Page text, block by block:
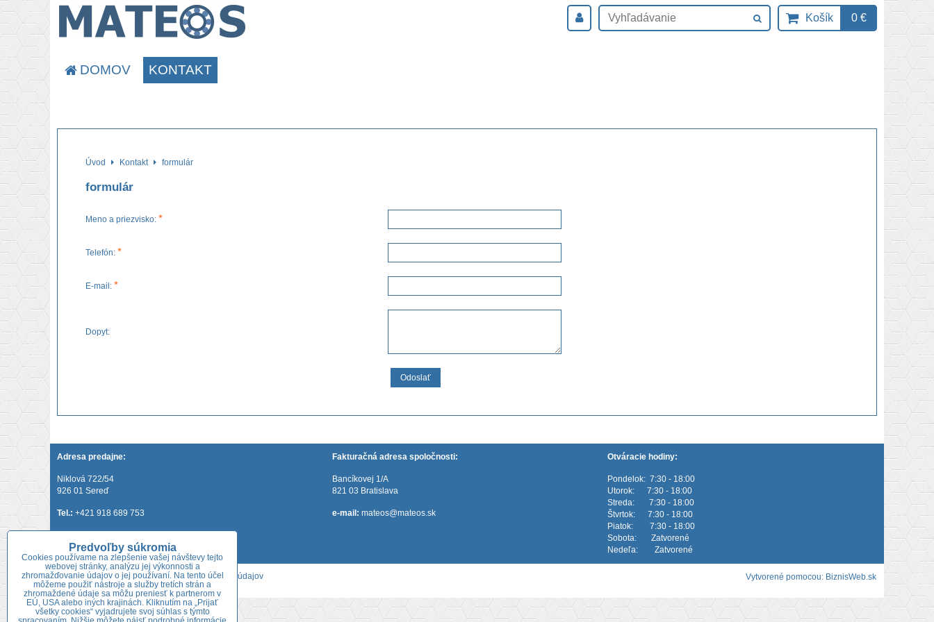
Košík 0 €
DOMOV KONTAKT
Úvod Kontakt formulár
formulár
Meno a priezvisko: *
Telefón: *
E-mail: *
Dopyt:
Odoslať
Adresa predajne:
Niklová 722/54
926 01 Sereď
Tel.: +421 918 689 753
Fakturačná adresa spoločnosti:
Bancíkovej 1/A
821 03 Bratislava
e-mail: mateos@mateos.sk
Otváracie hodiny:
Pondelok: 7:30 - 18:00
Utorok: 7:30 - 18:00
Streda: 7:30 - 18:00
Štvrtok: 7:30 - 18:00
Piatok: 7:30 - 18:00
Sobota: Zatvorené
Nedeľa: Zatvorené
Predvoľby súkromia Zásady ochrany osobných údajov Vytvorené pomocou: BiznisWeb.sk
Predvoľby súkromia
Cookies používame na zlepšenie vašej návštevy tejto
webovej stránky, analýzu jej výkonnosti a
zhromažďovanie údajov o jej používaní. Na tento účel
môžeme použiť nástroje a služby tretích strán a
zhromaždené údaje sa môžu preniesť k partnerom v
EÚ, USA alebo iných krajinách. Kliknutím na „Prijať
všetky cookies“ vyjadrujete svoj súhlas s týmto